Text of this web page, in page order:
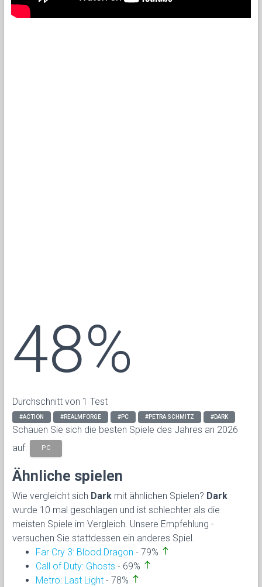
48%
Durchschnitt von 1 Test
#ACTION #REALMFORGE #PC #PETRA SCHMITZ #DARK
Schauen Sie sich die besten Spiele des Jahres an 2026
auf:
PC
Ähnliche spielen
Wie vergleicht sich Dark mit ähnlichen Spielen? Dark
wurde 10 mal geschlagen und ist schlechter als die
meisten Spiele im Vergleich. Unsere Empfehlung -
versuchen Sie stattdessen ein anderes Spiel.
Far Cry 3: Blood Dragon - 79% north
Call of Duty: Ghosts - 69% north
Metro: Last Light - 78% north